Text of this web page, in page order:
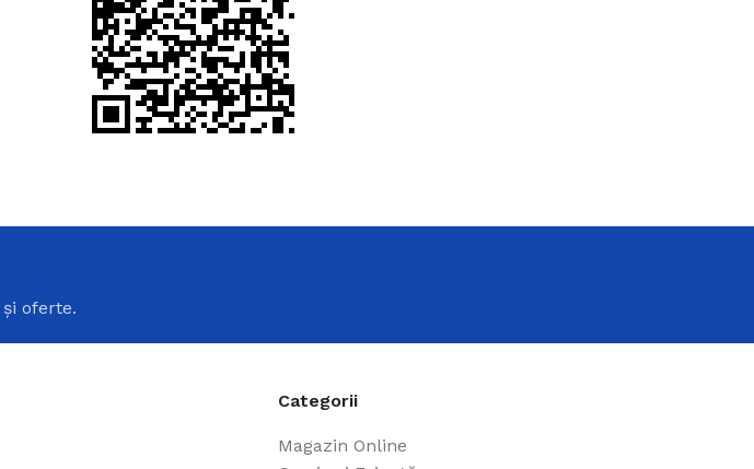
Vezi produsele
oferte.
Categorii
Magazin Online